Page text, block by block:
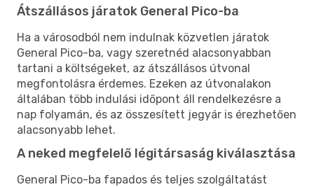
Átszállásos járatok General Pico-ba
Ha a városodból nem indulnak közvetlen járatok
General Pico-ba, vagy szeretnéd alacsonyabban
tartani a költségeket, az átszállásos útvonal
megfontolásra érdemes. Ezeken az útvonalakon
általában több indulási időpont áll rendelkezésre a
nap folyamán, és az összesített jegyár is érezhetően
alacsonyabb lehet.
A neked megfelelő légitársaság kiválasztása
General Pico-ba fapados és teljes szolgáltatást